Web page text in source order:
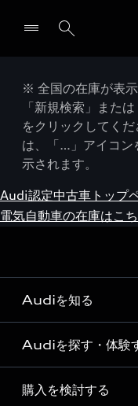
※ 全国の在庫が表
「新規検索」また
をクリックしてく
は、「…」アイコン
示されます。
Audi認定中古車トップ
電気自動車の在庫はこ
Audiを知る
Audi ブランド
Story of Progress
Audiを探す・体験
ディーラー検索
購入を検討する